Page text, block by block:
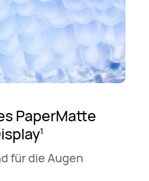
PaperMatte
1
für die Augen